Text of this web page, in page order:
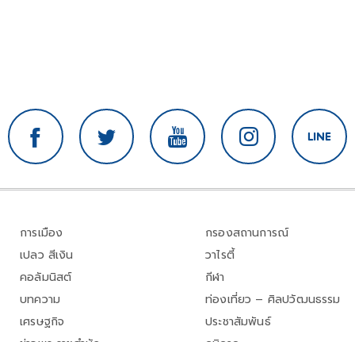
การเมือง
เปลว สีเงิน
คอลัมนิสต์
บทความ
เศรษฐกิจ
กรองสถานการณ์
วาไรตี้
กีฬา
ท่องเที่ยว – ศิลปวัฒนธรรม
ประชาสัมพันธ์